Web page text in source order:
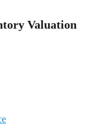
Valuation